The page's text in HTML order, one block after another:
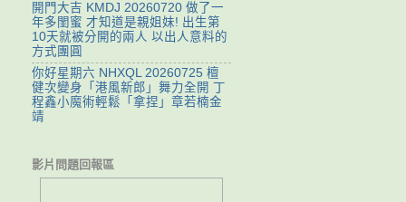
開門大吉 KMDJ 20260720 做了一
年多閨蜜 才知道是親姐妹! 出生第
10天就被分開的兩人 以出人意料的
方式團圓
你好星期六 NHXQL 20260725 檀
健次變身「港風新郎」舞力全開 丁
程鑫小魔術輕鬆「拿捏」章若楠金
靖
影片問題回報區